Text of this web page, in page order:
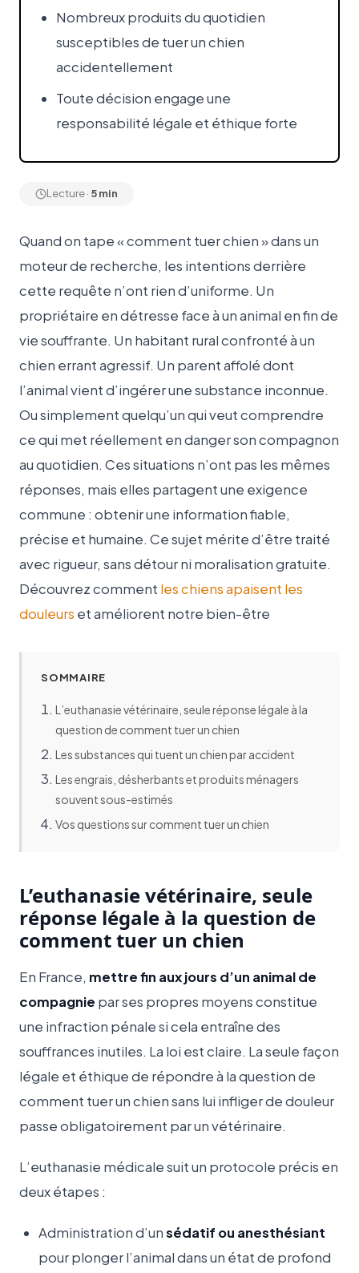
Nombreux produits du quotidien
susceptibles de tuer un chien
accidentellement
Toute décision engage une
responsabilité légale et éthique forte
Lecture · 5 min
Quand on tape « comment tuer chien » dans un
moteur de recherche, les intentions derrière
cette requête n’ont rien d’uniforme. Un
propriétaire en détresse face à un animal en fin de
vie souffrante. Un habitant rural confronté à un
chien errant agressif. Un parent affolé dont
l’animal vient d’ingérer une substance inconnue.
Ou simplement quelqu’un qui veut comprendre
ce qui met réellement en danger son compagnon
au quotidien. Ces situations n’ont pas les mêmes
réponses, mais elles partagent une exigence
commune : obtenir une information fiable,
précise et humaine. Ce sujet mérite d’être traité
avec rigueur, sans détour ni moralisation gratuite.
Découvrez comment les chiens apaisent les
douleurs et améliorent notre bien-être
SOMMAIRE
L’euthanasie vétérinaire, seule réponse légale à la
question de comment tuer un chien
Les substances qui tuent un chien par accident
Les engrais, désherbants et produits ménagers
souvent sous-estimés
Vos questions sur comment tuer un chien
L’euthanasie vétérinaire, seule
réponse légale à la question de
comment tuer un chien
En France, mettre fin aux jours d’un animal de
compagnie par ses propres moyens constitue
une infraction pénale si cela entraîne des
souffrances inutiles. La loi est claire. La seule façon
légale et éthique de répondre à la question de
comment tuer un chien sans lui infliger de douleur
passe obligatoirement par un vétérinaire.
L’euthanasie médicale suit un protocole précis en
deux étapes :
Administration d’unsédatif ou anesthésiant
pour plonger l’animal dans un état de profond